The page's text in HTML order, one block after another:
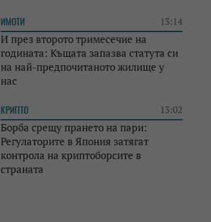
ИМОТИ 13:14
И през второто тримесечие на
годината: Къщата запазва статута си
на най-предпочитаното жилище у
нас
КРИПТО 13:02
Борба срещу прането на пари:
Регулаторите в Япония затягат
контрола на криптоборсите в
страната